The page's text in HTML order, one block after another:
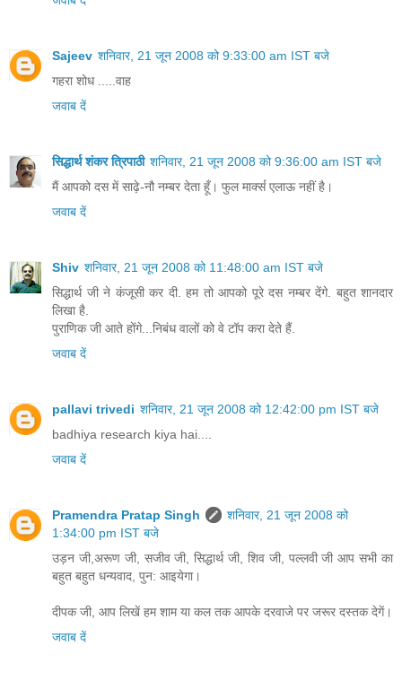
Sajeev शनिवार, 21 जून 2008 को 9:33:00 am IST बजे
गहरा शोध .....वाह
जवाब दें
सिद्धार्थ शंकर त्रिपाठी शनिवार, 21 जून 2008 को 9:36:00 am IST बजे
मैं आपको दस में साढ़े-नौ नम्बर देता हूँ। फुल मार्क्स एलाऊ नहीं है।
जवाब दें
Shiv शनिवार, 21 जून 2008 को 11:48:00 am IST बजे
सिद्धार्थ जी ने कंजूसी कर दी. हम तो आपको पूरे दस नम्बर देंगे. बहुत शानदार
लिखा है.
पुराणिक जी आते होंगे...निबंध वालों को वे टॉप करा देते हैं.
जवाब दें
pallavi trivedi शनिवार, 21 जून 2008 को 12:42:00 pm IST बजे
badhiya research kiya hai....
जवाब दें
Pramendra Pratap Singh
शनिवार, 21 जून 2008 को
1:34:00 pm IST बजे
उड़न जी,अरूण जी, सजीव जी, सिद्धार्थ जी, शिव जी, पल्‍लवी जी आप सभी का
बहुत बहुत धन्‍यवाद, पुन: आइयेगा।
दीपक जी, आप लिखें हम शाम या कल तक आपके दरवाजे पर जरूर दस्‍तक देगें।
जवाब दें